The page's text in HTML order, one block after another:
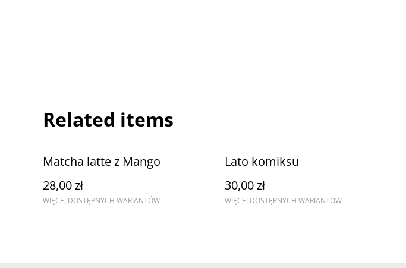
Related items
Matcha latte z Mango
28,00 zł
WIĘCEJ DOSTĘPNYCH WARIANTÓW
Lato komiksu
30,00 zł
WIĘCEJ DOSTĘPNYCH WARIANTÓW